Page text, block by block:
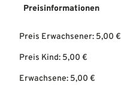
Preisinformationen
Preis Erwachsener: 5,00 €
Preis Kind: 5,00 €
Erwachsene: 5,00 €